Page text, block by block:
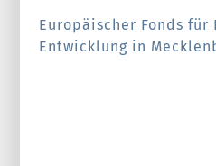
Europäischer Fonds für
Entwicklung in